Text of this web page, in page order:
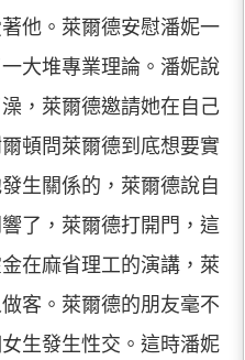
他。萊爾德安慰潘妮一
大堆專業理論。潘妮說
，萊爾德邀請她在自己
頓問萊爾德到底想要實
生關係的，萊爾德說自
了，萊爾德打開門，這
在麻省理工的演講，萊
客。萊爾德的朋友毫不
生發生性交。這時潘妮